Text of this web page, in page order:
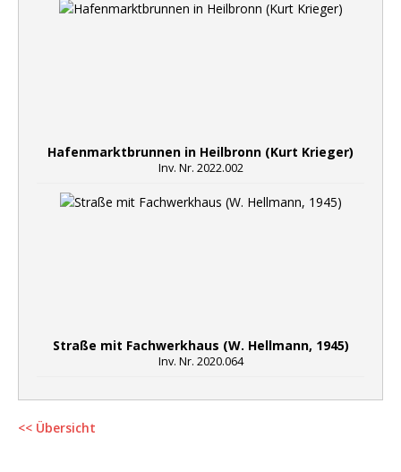
Hafenmarktbrunnen in Heilbronn (Kurt Krieger)
Inv. Nr. 2022.002
Straße mit Fachwerkhaus (W. Hellmann, 1945)
Inv. Nr. 2020.064
<< Übersicht